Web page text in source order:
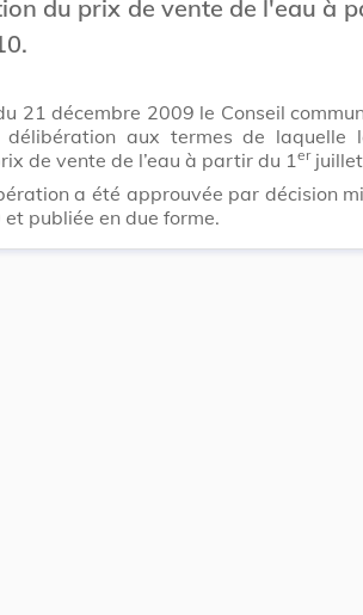
du prix de vente de l'eau à
21 décembre 2009 le Conseil
aux termes de laquelle
de vente de l’eau à partir du 1 er
a été approuvée par décision
publiée en due forme.